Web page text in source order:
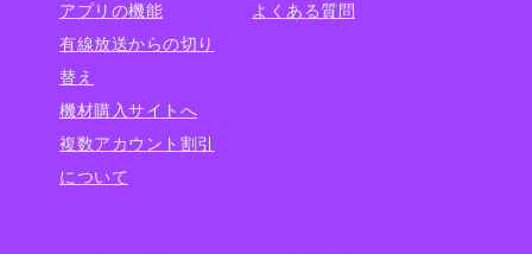
アプリの機能
有線放送からの切り
替え
機材購入サイトへ
複数アカウント割引
について
よくある質問